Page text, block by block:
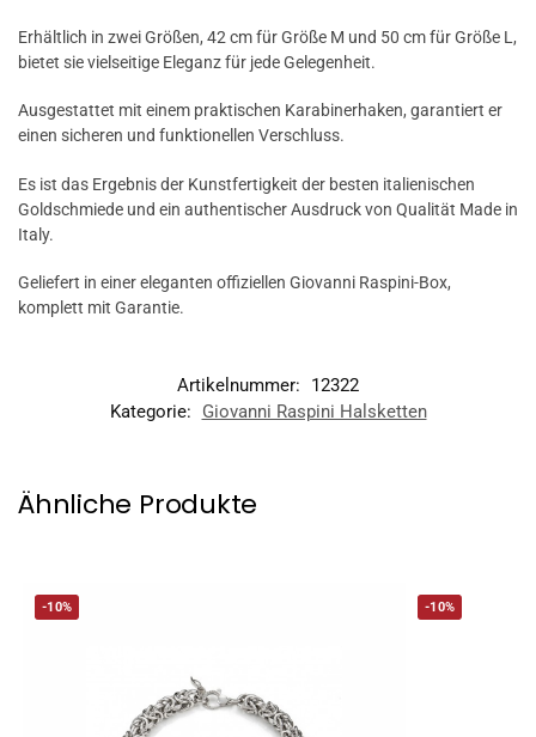
Erhältlich in zwei Größen, 42 cm für Größe M und 50 cm für Größe L,
bietet sie vielseitige Eleganz für jede Gelegenheit.
Ausgestattet mit einem praktischen Karabinerhaken, garantiert er
einen sicheren und funktionellen Verschluss.
Es ist das Ergebnis der Kunstfertigkeit der besten italienischen
Goldschmiede und ein authentischer Ausdruck von Qualität Made in
Italy.
Geliefert in einer eleganten offiziellen Giovanni Raspini-Box,
komplett mit Garantie.
Artikelnummer:
12322
Kategorie:
Giovanni Raspini Halsketten
Ähnliche Produkte
-10% -10%